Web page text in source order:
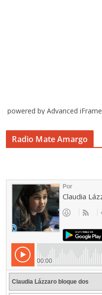
powered by Advanced iFrame
Radio Mate Amargo